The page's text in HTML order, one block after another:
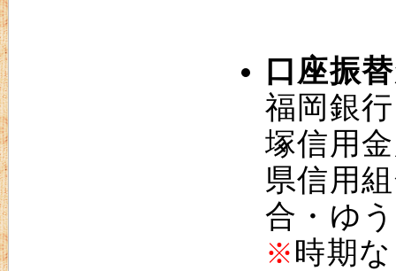
口座振
福岡銀
塚信用
県信用
合・ゆ
※ 時期